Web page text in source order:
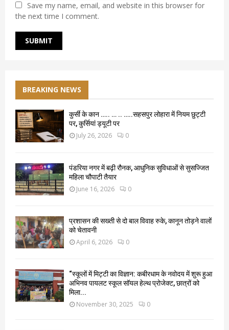
Save my name, email, and website in this browser for
the next time I comment.
BREAKING NEWS
कुर्सी के कान ….. … .. …..सहसपुर लोहारा में नियम छुट्टी
पर, कुर्सियां ड्यूटी पर
July 26, 2026 0
पंडरिया नगर में बढ़ी रौनक, आधुनिक सुविधाओं से सुसज्जित
महिला चौपाटी तैयार
June 16, 2026 0
प्रशासन की सख्ती से दो बाल विवाह रुके, कानून तोड़ने वालों
को चेतावनी
April 6, 2026 0
“स्कूलों में मिट्टी का विज्ञान: कबीरधाम के नवोदय में शुरू हुआ
अभिनव पायलट स्कूल सॉयल हेल्थ प्रोजेक्ट, छात्रों को
मिला...
November 30, 2025 0